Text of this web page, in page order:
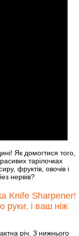
Як домогтися того,
тарілочках
фруктів, овочів і
нервів?
Knife Sharpener!
руки, і ваш ніж
річ. З нижнього